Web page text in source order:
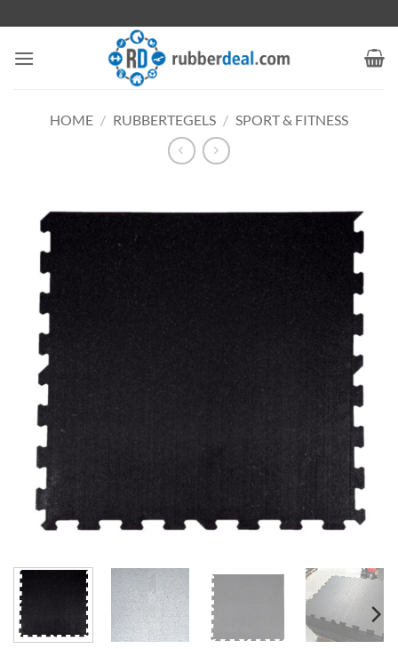
naar
inhoud
HOME / RUBBERTEGELS / SPORT & FITNESS